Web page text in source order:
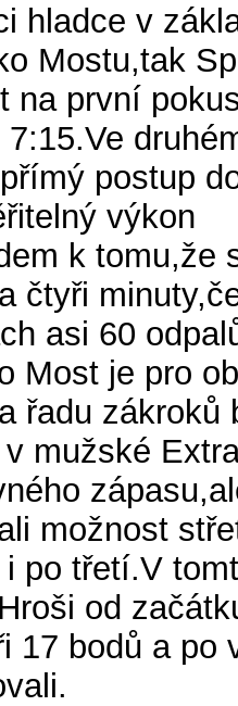
hladce v
Mostu,tak
na první
postup
výkon
k tomu,že
čtyři
asi 60
Most je pro
řadu zákroků
mužské
možnost
po třetí.V
od
17 bodů a po